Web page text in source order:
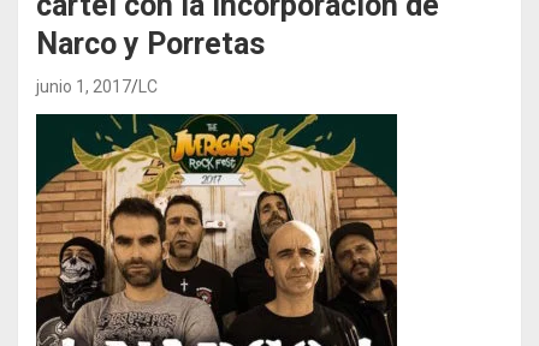
Narco y Porretas
junio 1, 2017 LC